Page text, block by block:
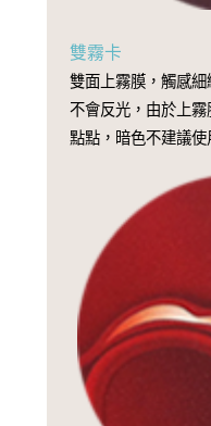
雙霧卡
雙面上霧膜，觸感細
不會反光，由於上
點點，暗色不建議使